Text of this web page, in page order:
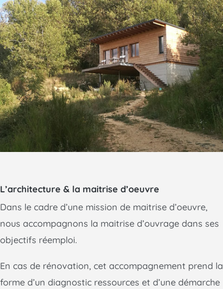
L’architecture & la maitrise d’oeuvre
Dans le cadre d’une mission de maitrise d’oeuvre,
nous accompagnons la maitrise d’ouvrage dans ses
objectifs réemploi.
En cas de rénovation, cet accompagnement prend la
forme d’un diagnostic ressources et d’une démarche